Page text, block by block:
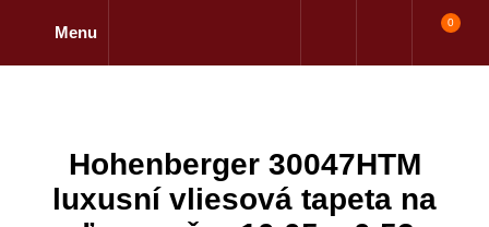
Menu
0
Hohenberger 30047HTM
luxusní vliesová tapeta na